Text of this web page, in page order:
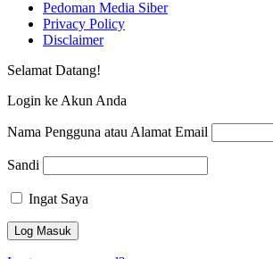
Pedoman Media Siber
Privacy Policy
Disclaimer
Selamat Datang!
Login ke Akun Anda
Nama Pengguna atau Alamat Email
Sandi
Ingat Saya